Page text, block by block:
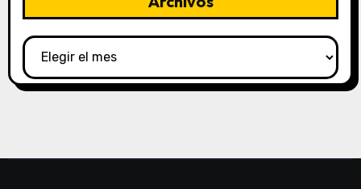
Archivos